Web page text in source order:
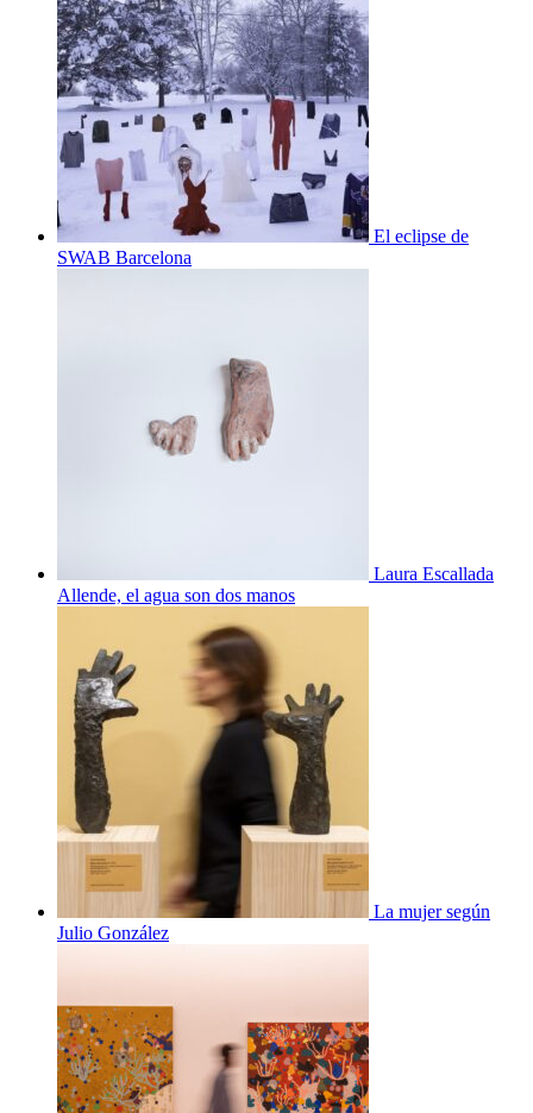
El eclipse de
SWAB Barcelona
Laura Escallada
Allende, el agua son dos manos
La mujer según
Julio González